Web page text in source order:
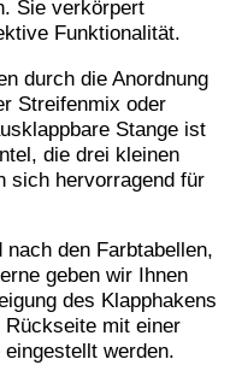
Sie verkörpert
Funktionalität.
durch die Anordnung
Streifenmix oder
Stange ist
die drei kleinen
sich hervorragend für
den Farbtabellen,
geben wir Ihnen
des Klapphakens
Rückseite mit einer
werden.